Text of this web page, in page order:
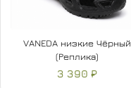
VANEDA низкие Чёрный
(Реплика)
3 390 ₽